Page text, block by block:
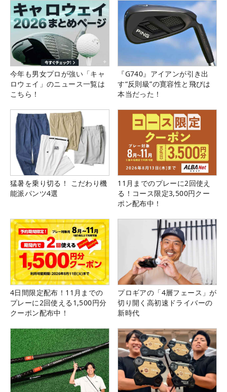
今年も男女プロが強い「キャ
ロウェイ」のニュース一覧は
こちら！
『G740』アイアンが引き出
す“反則級”の寛容性と飛びは
本当だった！
猛暑を乗り切る！ こだわり機
能派パンツ4選
11月までのプレーに2回使え
る！コース限定3,500円クー
ポン配布中！
4日間限定配布！11月までの
プレーに2回使える1,500円分
クーポン配布中！
プロギアの「4層フェース」が
切り開く高初速ドライバーの
新時代